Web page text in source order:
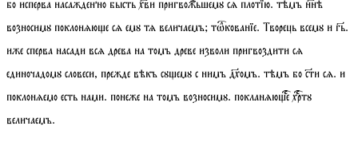
возносимꙋ поклонѧюе сѧ емꙋ тѧ величаемъ;тѡкованїе. Творець всемꙋ и гь.
иже сперва насади всѧ древа на томъ древе изволи пригвоздити сѧ
единочадомꙋ словеси, прежде вѣкъ сꙋемꙋ с нимъ дхомъ. тѣмъ бо сти сѧ. и
поклонѧемо есть нами. понеже на томъ возносимꙋ. покланѧюе хртꙋ
величаемъ.